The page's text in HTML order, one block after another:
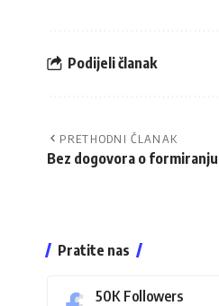
Podijeli članak
PRETHODNI ČLANAK
Bez dogovora o formiranju
Pratite nas
50K Followers